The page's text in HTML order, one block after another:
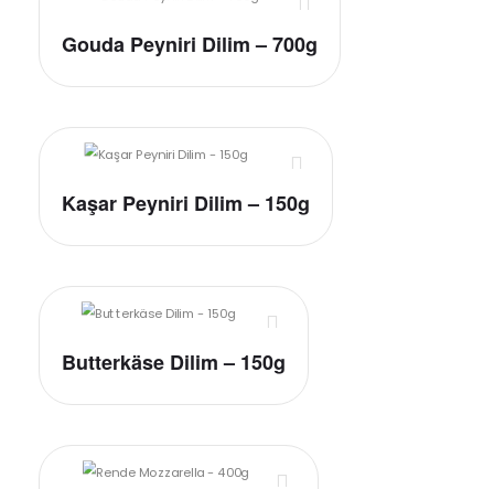
Gouda Peyniri Dilim – 700g
Kaşar Peyniri Dilim – 150g
Butterkäse Dilim – 150g